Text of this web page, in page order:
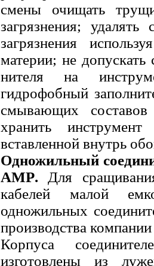
смены очищать
загрязнения;
загрязнения
материи; не
нителя на
гидрофобный
смывающих
хранить
вставленной внутрь
Одножильный
AMP. Для
кабелей малой
одножильных
производства
Корпуса
изготовлены из